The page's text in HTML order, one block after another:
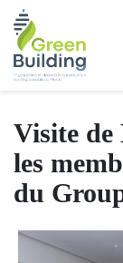
Visite
les
du